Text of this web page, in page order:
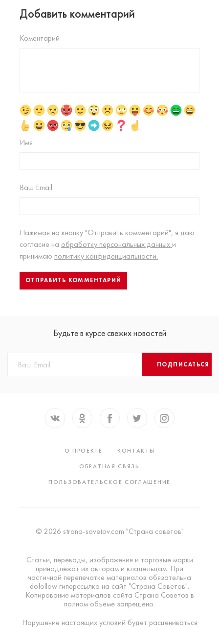
Добавить комментарий
Коментарий
Имя
Ваш Email
Нажимая на кнопку "Отправить комментарий", я даю
согласие на обработку персональных данных и
принимаю политику конфиденциальности.
Будьте в курсе свежих новостей
ПОДПИСАТЬСЯ
О ПРОЕКТЕ
КОНТАКТЫ
ОБРАТНАЯ СВЯЗЬ
ПОЛЬЗОВАТЕЛЬСКОЕ СОГЛАШЕНИЕ
© 2026 strana-sovetov.com "Страна советов"
Статьи, переводы, изображения и торговые марки
принадлежат их авторам и владельцам. При
частичной перепечатке материалов обязательна
dofollow гиперссылка на сайт "Страна Советов".
Копирование материалов сайта Страна Советов в
полном объеме запрещено.
Нарушение настоящих условий будет расцениваться